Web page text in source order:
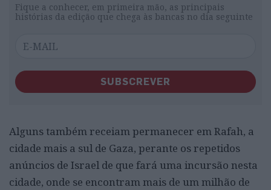
Fique a conhecer, em primeira mão, as principais
histórias da edição que chega às bancas no dia seguinte
SUBSCREVER
Alguns também receiam permanecer em Rafah, a
cidade mais a sul de Gaza, perante os repetidos
anúncios de Israel de que fará uma incursão nesta
cidade, onde se encontram mais de um milhão de